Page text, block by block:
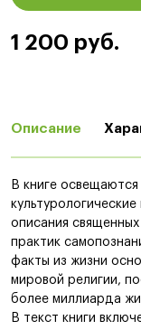
1 200 руб.
Описание
В книге
описания
практик
факты из жизни
мировой религии,
более миллиарда
В текст книги